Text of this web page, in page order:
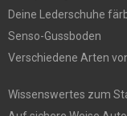
Deine Lederschuhe
Senso-Gussboden
Verschiedene Arten
Wissenswertes zum